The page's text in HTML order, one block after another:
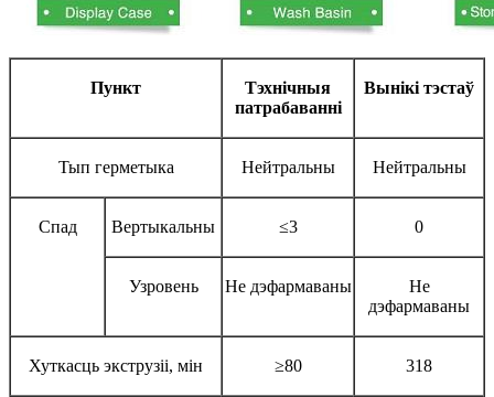
Пункт
Тэхнічныя
патрабаванні
Вынікі тэстаў
Тып герметыка Нейтральны Нейтральны
Спад Вертыкальны ≤3 0
Узровень Не дэфармаваны
Не
дэфармаваны
Хуткасць экструзіі, мін ≥80 318